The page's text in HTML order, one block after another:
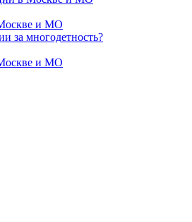
и МО
за многодетность?
и МО